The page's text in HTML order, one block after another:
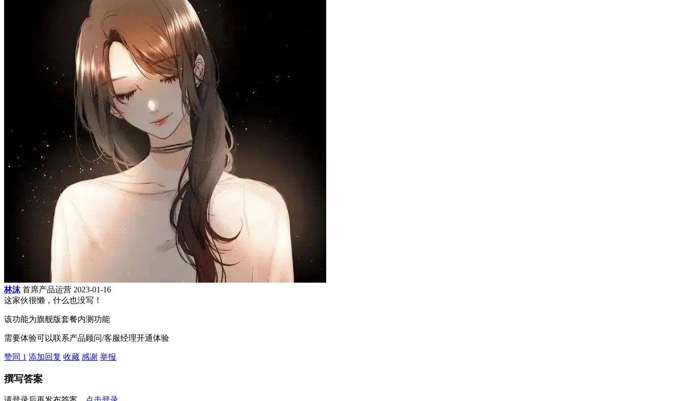
林沫 首席产品运营 2023-01-16
这家伙很懒，什么也没写！
该功能为旗舰版套餐内测功能
需要体验可以联系产品顾问/客服经理开通体验
赞同 1 添加回复 收藏 感谢 举报
撰写答案